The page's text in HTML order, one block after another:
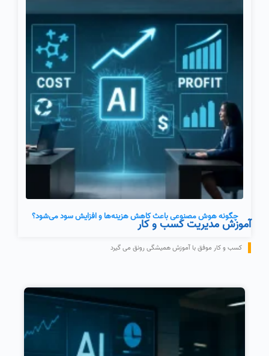
چگونه هوش مصنوعی باعث کاهش هزینه‌ها و افزایش سود می‌شود؟
آموزش مدیریت کسب و کار
کسب و کار موفق با آموزش همیشگی رونق می گیرد